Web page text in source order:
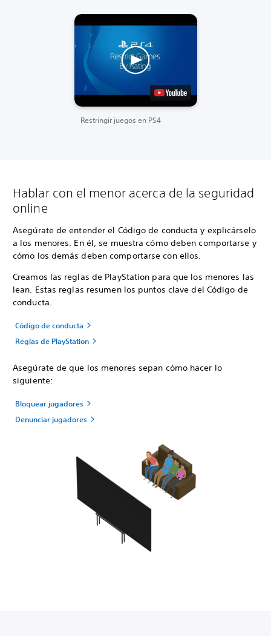
Restringir juegos en PS4
Hablar con el menor acerca de la seguridad
online
Asegúrate de entender el Código de conducta y explicárselo
a los menores. En él, se muestra cómo deben comportarse y
cómo los demás deben comportarse con ellos.
Creamos las reglas de PlayStation para que los menores las
lean. Estas reglas resumen los puntos clave del Código de
conducta.
Código de conducta
Reglas de PlayStation
Asegúrate de que los menores sepan cómo hacer lo
siguiente:
Bloquear jugadores
Denunciar jugadores